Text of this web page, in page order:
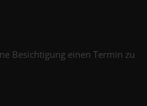
Besichtigung einen Termin zu